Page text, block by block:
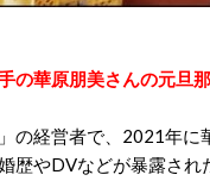
の華原朋美さんの元旦那
の経営者で、2021年に
歴やDVなどが暴露され